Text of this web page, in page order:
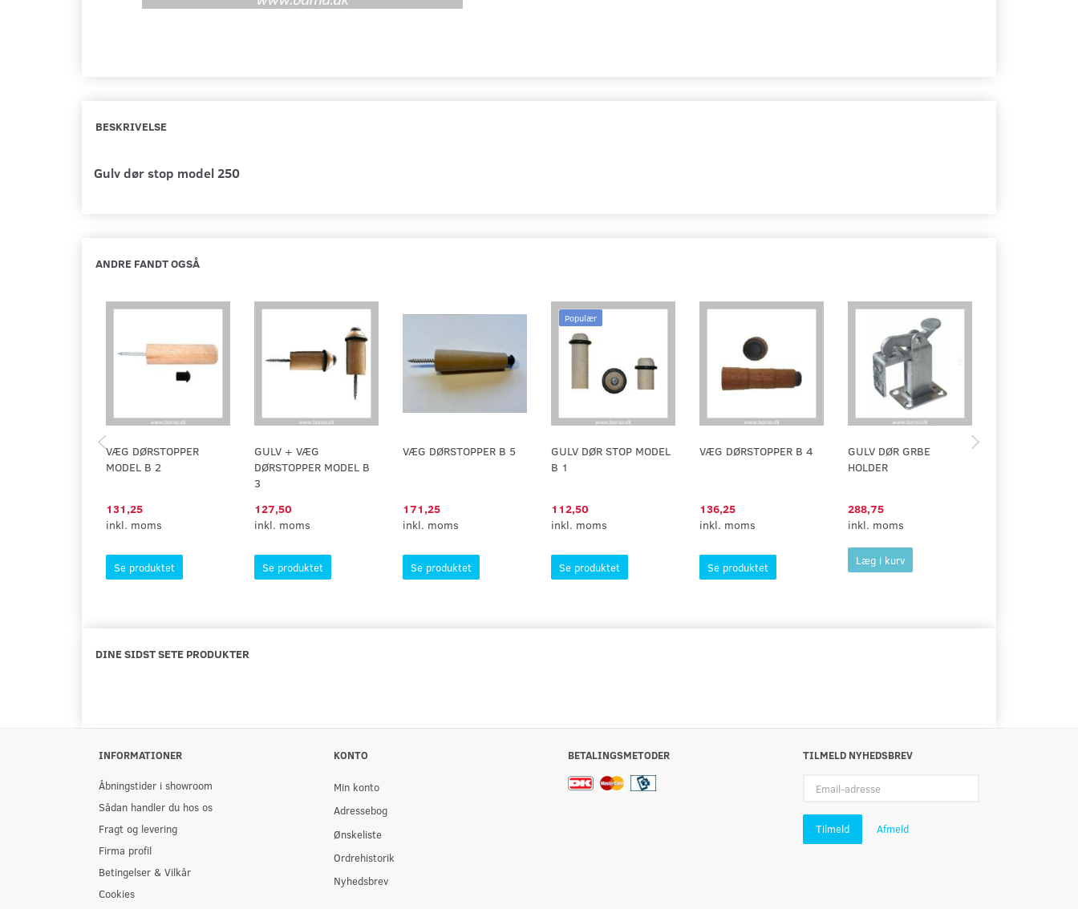
BESKRIVELSE
Gulv dør stop model 250
ANDRE FANDT OGSÅ
VÆG DØRSTOPPER
MODEL B 2
131,25
inkl. moms
Se produktet
GULV + VÆG
DØRSTOPPER MODEL B
3
127,50
inkl. moms
Se produktet
VÆG DØRSTOPPER B 5
171,25
inkl. moms
Se produktet
Populær
GULV DØR STOP MODEL
B 1
112,50
inkl. moms
Se produktet
VÆG DØRSTOPPER B 4
136,25
inkl. moms
Se produktet
GULV DØR GRBE
HOLDER
288,75
inkl. moms
Læg i kurv
DINE SIDST SETE PRODUKTER
INFORMATIONER
Åbningstider i showroom
Sådan handler du hos os
Fragt og levering
Firma profil
Betingelser & Vilkår
Cookies
KONTO
Min konto
Adressebog
Ønskeliste
Ordrehistorik
Nyhedsbrev
BETALINGSMETODER
TILMELD NYHEDSBREV
adresse
Tilmeld Afmeld